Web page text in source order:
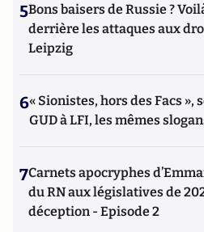
5Bons baisers de Russie ?
derrière les attaques aux
Leipzig
6« Sionistes, hors des Facs »,
GUD à LFI, les mêmes
7Carnets apocryphes
du RN aux législatives de
déception - Episode 2